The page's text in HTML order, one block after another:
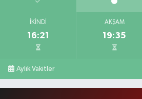
İKINDI
16:21
AKŞAM
19:35
Aylık Vakitler